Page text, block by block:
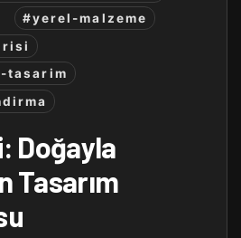
#yerel-malzeme
tasarim
Doğayla
Tasarım